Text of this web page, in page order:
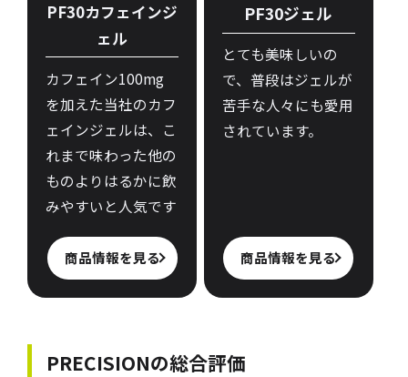
PF30カフェインジ
ェル
カフェイン100mg
を加えた当社のカフ
ェインジェルは、こ
れまで味わった他の
ものよりはるかに飲
みやすいと人気です
商品情報を見る
PF30ジェル
とても美味しいの
で、普段はジェルが
苦手な人々にも愛用
されています。
商品情報を見る
PRECISIONの総合評価